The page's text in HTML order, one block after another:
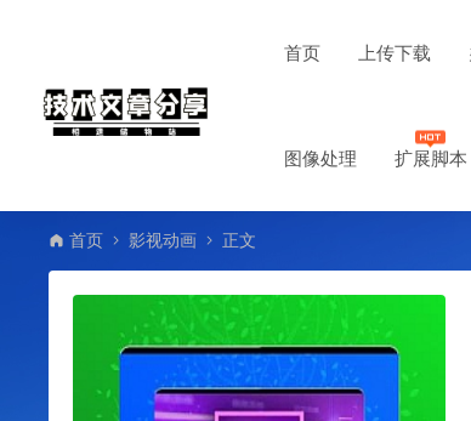
首页 上传下载
图像处理 扩展脚本
首页 影视动画 正文